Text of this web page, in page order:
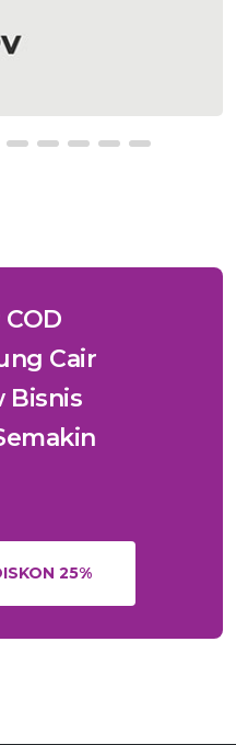
Cair
Bisnis
25%